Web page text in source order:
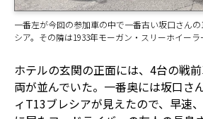
一番左が今回の参加車の中で一番古い坂口さんの
シア。その隣は1933年モーガン・スリーホイーラ
ホテルの玄関の正面には、4台の戦
両が並んでいた。一番奥には坂口さ
ィT13ブレシアが見えたので、早速